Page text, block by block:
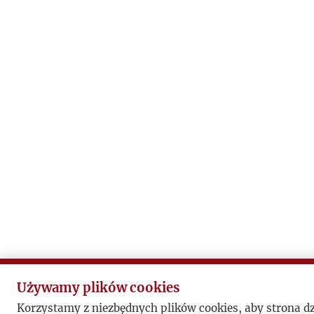
Używamy plików cookies
Korzystamy z niezbędnych plików cookies, aby strona